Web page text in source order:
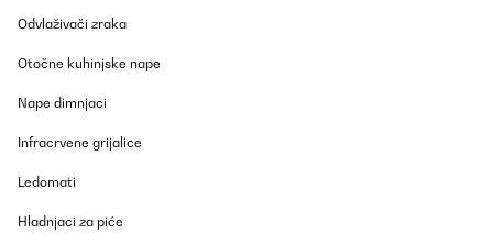
Odvlaživači zraka
Otočne kuhinjske nape
Nape dimnjaci
Infracrvene grijalice
Ledomati
Hladnjaci za piće